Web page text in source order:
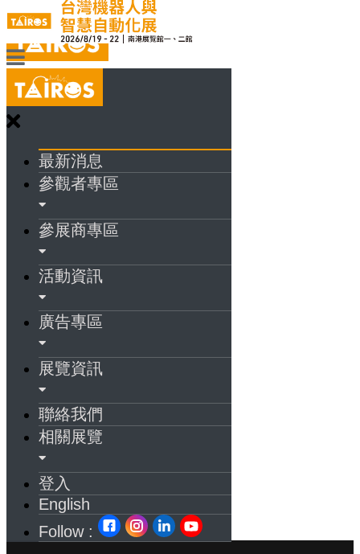
最新消息
參觀者專區
參展商專區
活動資訊
廣告專區
展覽資訊
聯絡我們
相關展覽
登入
English
Follow :